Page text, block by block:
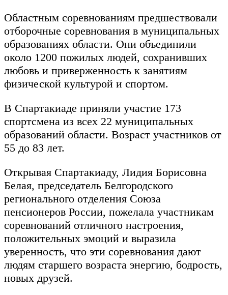
Областным соревнованиям предшествовали
отборочные соревнования в муниципальных
образованиях области. Они объединили
около 1200 пожилых людей, сохранивших
любовь и приверженность к занятиям
физической культурой и спортом.
В Спартакиаде приняли участие 173
спортсмена из всех 22 муниципальных
образований области. Возраст участников от
55 до 83 лет.
Открывая Спартакиаду, Лидия Борисовна
Белая, председатель Белгородского
регионального отделения Союза
пенсионеров России, пожелала участникам
соревнований отличного настроения,
положительных эмоций и выразила
уверенность, что эти соревнования дают
людям старшего возраста энергию, бодрость,
новых друзей.